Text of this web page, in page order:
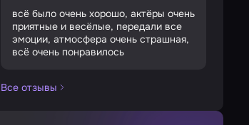
всё было очень хорошо, актёры очень
приятные и весёлые, передали все
эмоции, атмосфера очень страшная,
всё очень понравилось
Все отзывы